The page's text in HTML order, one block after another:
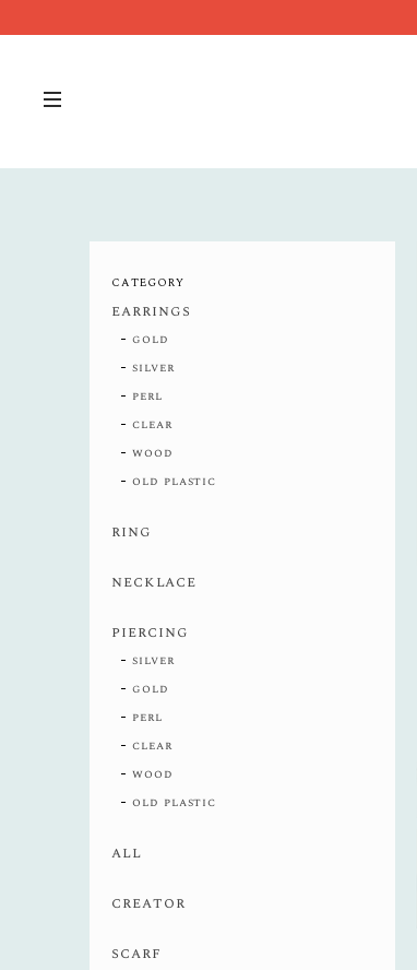
CATEGORY
earrings
gold
silver
perl
clear
wood
old plastic
ring
necklace
piercing
silver
gold
perl
clear
wood
old plastic
all
creator
scarf